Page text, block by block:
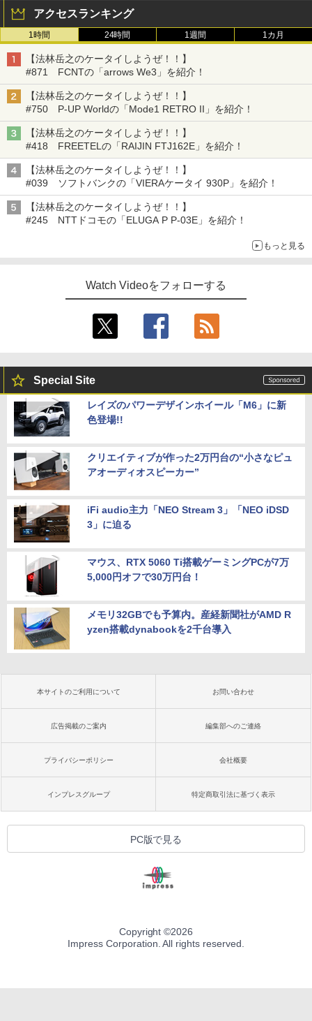
アクセスランキング
1時間 24時間 1週間 1カ月
【法林岳之のケータイしようぜ！！】
#871 FCNTの「arrows We3」を紹介！
【法林岳之のケータイしようぜ！！】
#750 P-UP Worldの「Mode1 RETRO II」を紹介！
【法林岳之のケータイしようぜ！！】
#418 FREETELの「RAIJIN FTJ162E」を紹介！
【法林岳之のケータイしようぜ！！】
#039 ソフトバンクの「VIERAケータイ 930P」を紹介！
【法林岳之のケータイしようぜ！！】
#245 NTTドコモの「ELUGA P P-03E」を紹介！
もっと見る
Watch Videoをフォローする
Special Site
レイズのパワーデザインホイール「M6」に新
色登場!!
クリエイティブが作った2万円台の“小さなピュ
アオーディオスピーカー”
iFi audio主力「NEO Stream 3」「NEO iDSD
3」に迫る
マウス、RTX 5060 Ti搭載ゲーミングPCが7万
5,000円オフで30万円台！
メモリ32GBでも予算内。産経新聞社がAMD R
yzen搭載dynabookを2千台導入
本サイトのご利用について お問い合わせ
広告掲載のご案内 編集部へのご連絡
プライバシーポリシー 会社概要
インプレスグループ 特定商取引法に基づく表示
PC版で見る
Copyright ©2026
Impress Corporation. All rights reserved.